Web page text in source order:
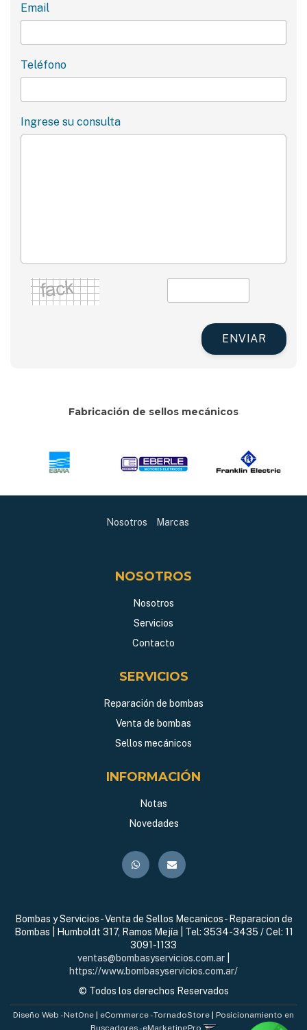
Email
Teléfono
Ingrese su consulta
ENVIAR
Fabricación de sellos mecánicos
Nosotros Marcas
NOSOTROS
Nosotros
Servicios
Contacto
SERVICIOS
Reparación de bombas
Venta de bombas
Sellos mecánicos
INFORMACIÓN
Notas
Novedades
Bombas y Servicios - Venta de Sellos Mecanicos - Reparacion de
Bombas | Humboldt 317, Ramos Mejía | Tel: 3534-3435 / Cel: 11
3091-1133
ventas@bombasyservicios.com.ar
https://www.bombasyservicios.com.ar/
© Todos los derechos Reservados
Diseño Web - NetOne eCommerce - TornadoStore
Posicionamiento en